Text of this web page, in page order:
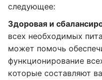
следующее:
Здоровая и
всех необходимых
может помочь
функционирование
которые составляют